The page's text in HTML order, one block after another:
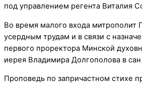
под управлением регента Виталия
Во время малого входа митрополит
усердным трудам и в связи с
первого проректора Минской
иерея Владимира Долгополова в
Проповедь по запричастном стихе